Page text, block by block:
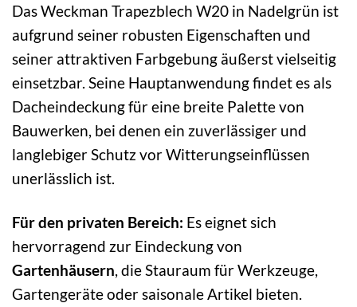
Das Weckman Trapezblech W20 in Nadelgrün ist
aufgrund seiner robusten Eigenschaften und
seiner attraktiven Farbgebung äußerst vielseitig
einsetzbar. Seine Hauptanwendung findet es als
Dacheindeckung für eine breite Palette von
Bauwerken, bei denen ein zuverlässiger und
langlebiger Schutz vor Witterungseinflüssen
unerlässlich ist.
Für den privaten Bereich: Es eignet sich
hervorragend zur Eindeckung von
Gartenhäusern, die Stauraum für Werkzeuge,
Gartengeräte oder saisonale Artikel bieten.